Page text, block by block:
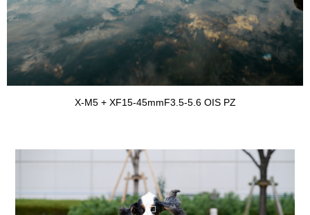
X-M5 + XF15-45mmF3.5-5.6 OIS PZ